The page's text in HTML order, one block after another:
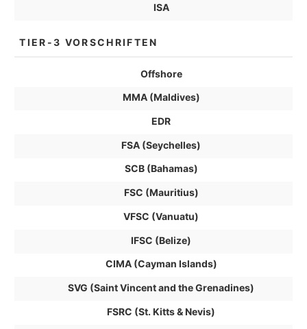
ISA
TIER-3 VORSCHRIFTEN
Offshore
MMA (Maldives)
EDR
FSA (Seychelles)
SCB (Bahamas)
FSC (Mauritius)
VFSC (Vanuatu)
IFSC (Belize)
CIMA (Cayman Islands)
SVG (Saint Vincent and the Grenadines)
FSRC (St. Kitts & Nevis)